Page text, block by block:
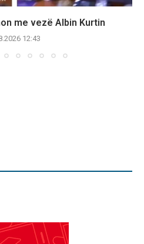
me vezë Albin Kurtin
12:43